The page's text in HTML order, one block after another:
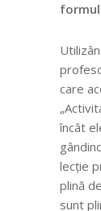
care
încât
lecție
plină
sunt